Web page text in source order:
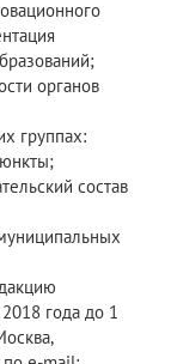
органов
группах:
состав
года до 1